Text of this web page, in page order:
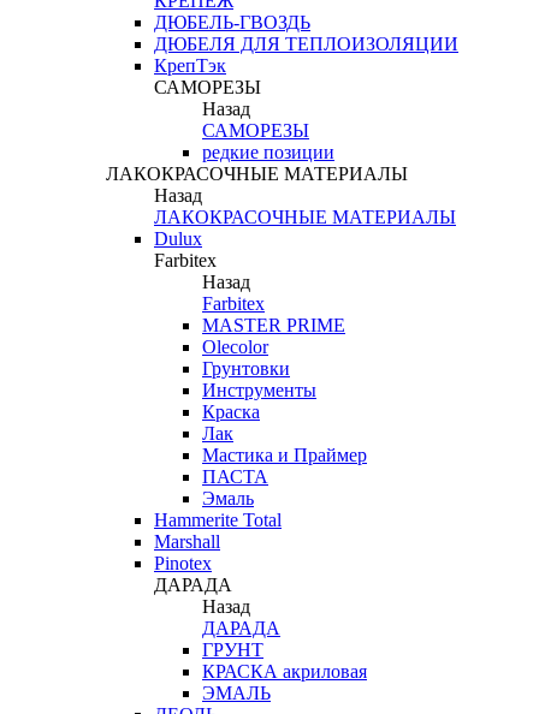
ДЮБЕЛЬ-ГВОЗДЬ
ДЮБЕЛЯ ДЛЯ ТЕПЛОИЗОЛЯЦИИ
КрепТэк
САМОРЕЗЫ
Назад
САМОРЕЗЫ
редкие позиции
ЛАКОКРАСОЧНЫЕ МАТЕРИАЛЫ
Назад
ЛАКОКРАСОЧНЫЕ МАТЕРИАЛЫ
Dulux
Farbitex
Назад
Farbitex
MASTER PRIME
Olecolor
Грунтовки
Инструменты
Краска
Лак
Мастика и Праймер
ПАСТА
Эмаль
Hammerite Total
Marshall
Pinotex
ДАРАДА
Назад
ДАРАДА
ГРУНТ
КРАСКА акриловая
ЭМАЛЬ